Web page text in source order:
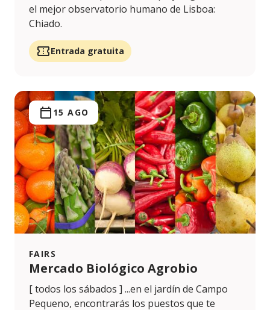
el mejor observatorio humano de Lisboa:
Chiado.
Entrada gratuita
FAIRS
Mercado Biológico Agrobio
15 AGO
[ todos los sábados ] ...en el jardín de Campo
Pequeno, encontrarás los puestos que te